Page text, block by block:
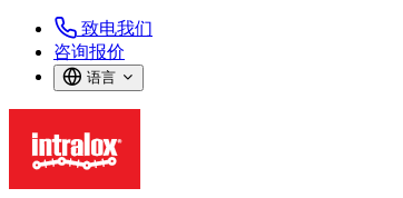
致电我们
咨询报价
语言